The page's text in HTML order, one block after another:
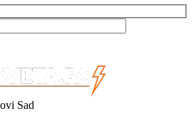
Sad